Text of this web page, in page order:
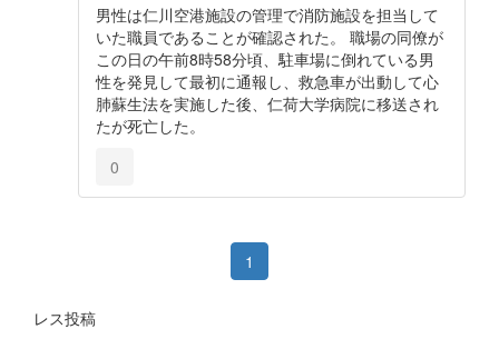
男性は仁川空港施設の管理で消防施設を担当して
いた職員であることが確認された。 職場の同僚が
この日の午前8時58分頃、駐車場に倒れている男
性を発見して最初に通報し、救急車が出動して心
肺蘇生法を実施した後、仁荷大学病院に移送され
たが死亡した。
0
1
レス投稿